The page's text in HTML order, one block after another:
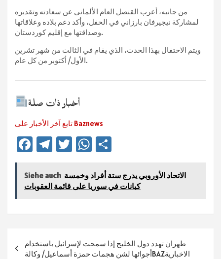
من جانبه، أعرب القنصل العام الألماني عن سعادته وتقديره
لمشاركة نيجيرفان بارزاني في الحفل، وأكد دعم بلاده وعلاقاتها
وصداقتها مع إقليم كوردستان.
ويتم الاحتفال بهذا الحدث، الذي يقام في الثالث من شهر تشرين
الأول/ أكتوبر من كل عام.
أخبار ذات صلة
تابع آخر الأخبار على Baznews
Fa
b
o
Te
gr
a
T
tt
er
W
at
sA
n
Siehe auch الاتحاد الأوروبي يدرج ستة أفراد وخمسة
كيانات في سوريا على قائمة العقوبات
طهران تهدد دول الخليج إذا سمحت لإسرائيل باستخدام
أجوائها لشن هجمات حمزة أسماعيل/ وكالةBAZالاخبارية